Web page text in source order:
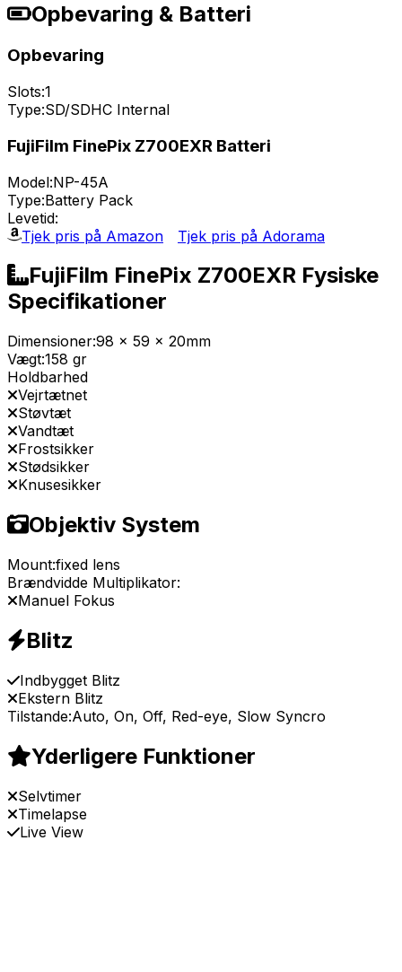
Opbevaring & Batteri
Opbevaring
Slots:1
Type:SD/SDHC Internal
FujiFilm FinePix Z700EXR Batteri
Model:NP-45A
Type:Battery Pack
Levetid:
Tjek pris på Amazon
Tjek pris på Adorama
FujiFilm FinePix Z700EXR Fysiske
Specifikationer
Dimensioner:98 x 59 x 20mm
Vægt:158 gr
Holdbarhed
Vejrtætnet
Støvtæt
Vandtæt
Frostsikker
Stødsikker
Knusesikker
Objektiv System
Mount:fixed lens
Brændvidde Multiplikator:
Manuel Fokus
Blitz
Indbygget Blitz
Ekstern Blitz
Tilstande:Auto, On, Off, Red-eye, Slow Syncro
Yderligere Funktioner
Selvtimer
Timelapse
Live View